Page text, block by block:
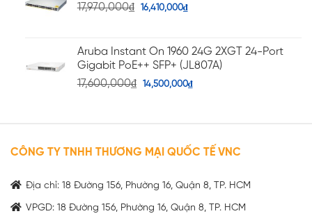
17,970,000₫ 16,410,000₫
Aruba Instant On 1960 24G 2XGT 24-Port
Gigabit PoE++ SFP+ (JL807A)
17,600,000₫ 14,500,000₫
CÔNG TY TNHH THƯƠNG MẠI QUỐC TẾ VNC
Địa chỉ: 18 Đường 156, Phường 16, Quận 8, TP. HCM
VPGD: 18 Đường 156, Phường 16, Quận 8, TP. HCM